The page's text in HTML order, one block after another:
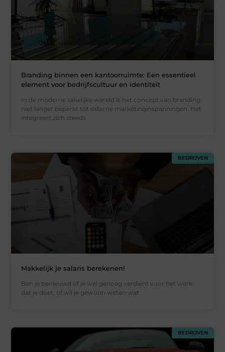
Branding binnen een kantoorruimte: Een essentieel
element voor bedrijfscultuur en identiteit
In de moderne zakelijke wereld is het concept van branding
niet langer beperkt tot externe marketinginspanningen. Het
integreert zich steeds
BEDRIJVEN
Makkelijk je salaris berekenen!
Ben je benieuwd of je wel genoeg verdient voor het werk
dat je doet, of wil je gewoon weten wat
BEDRIJVEN